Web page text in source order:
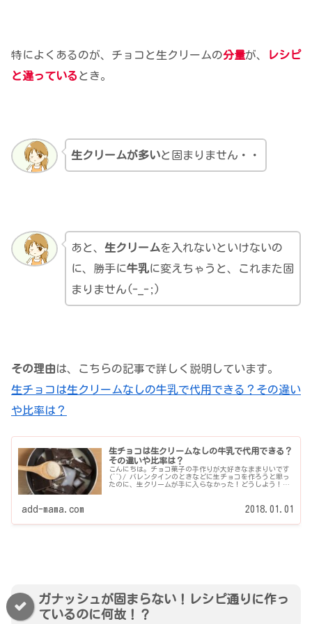
特によくあるのが、チョコと生クリームの分量が、
レシピ
と違っている とき。
生クリームが多いと固まりません・・
あと、 生クリームを入れないといけないの
に、勝手に牛乳に変えちゃうと、これまた固
まりません(-_-;)
その理由は、こちらの記事で詳しく説明しています。
生チョコは生クリームなしの牛乳で代用できる？その違い
や比率は？
生チョコは生クリームなしの牛乳で代用できる？
その違いや比率は？
こんにちは。チョコ菓子の手作りが大好きなままりいです
(^^)/ バレンタインのときなどに生チョコを作ろうと思っ
たのに、生クリームが手に入らなかった！どうしよう！と
add-mama.com 2018.01.01
ガナッシュが固まらない！レシピ通りに作っ
ているのに何故！？